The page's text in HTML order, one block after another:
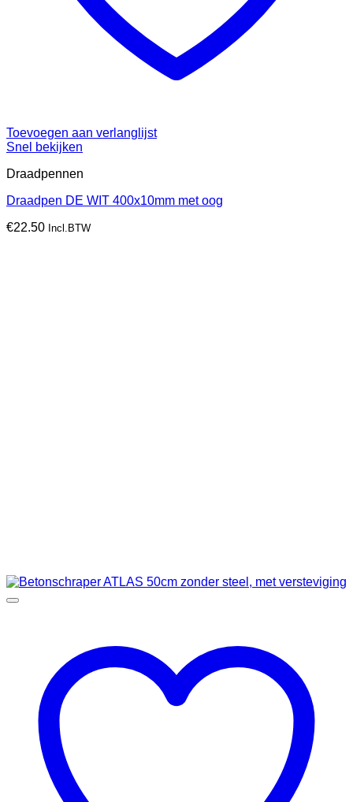
Toevoegen aan verlanglijst
Snel bekijken
Draadpennen
Draadpen DE WIT 400x10mm met oog
€22.50 Incl.BTW